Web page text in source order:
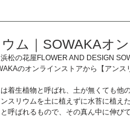
ム｜SOWAKAオ
松の花屋FLOWER AND DESIGN
のオンラインストアから【アンス
着生植物と呼ばれ、土が無くても他
スリウムを土に植えずに水苔に植え
呼ばれるもので、その真ん中に伸び